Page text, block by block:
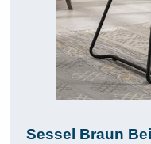
Sessel Braun